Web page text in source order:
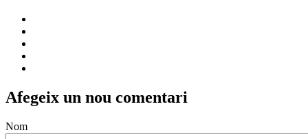
Afegeix un nou comentari
Nom